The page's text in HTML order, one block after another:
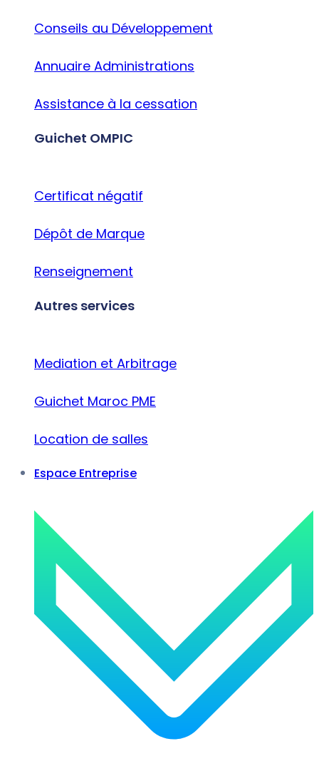
Conseils au Développement
Annuaire Administrations
Assistance à la cessation
Guichet OMPIC
Certificat négatif
Dépôt de Marque
Renseignement
Autres services
Mediation et Arbitrage
Guichet Maroc PME
Location de salles
Espace Entreprise